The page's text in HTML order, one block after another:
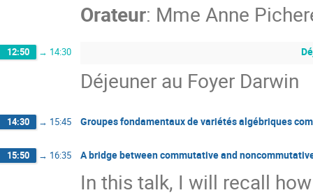
Orateur: Mme Anne
12:50 → 14:30
Déjeuner au Foyer Darwin
14:30 → 15:45 Groupes fondamentaux de variétés algébriques
15:50 → 16:35 A bridge between commutative and
In this talk, I will recall